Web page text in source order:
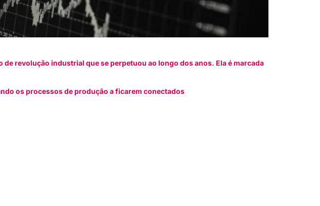
revolução industrial que se perpetuou ao longo dos anos. Ela é marcada
os processos de produção a ficarem conectados